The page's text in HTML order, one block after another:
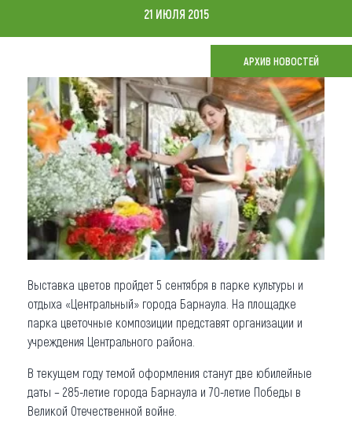
Новости
Что привезти (сувениры)
О регионе
Коллекция впечатлений
Другие рубрики
21 ИЮЛЯ 2015
АРХИВ НОВОСТЕЙ
Выставка цветов пройдет 5 сентября в парке культуры и
отдыха «Центральный» города Барнаула. На площадке
парка цветочные композиции представят организации и
учреждения Центрального района.
В текущем году темой оформления станут две юбилейные
даты – 285-летие города Барнаула и 70-летие Победы в
Великой Отечественной войне.